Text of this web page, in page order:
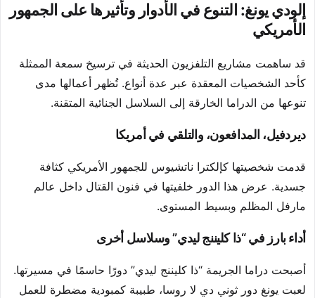
إلودي يونغ: التنوع في الأدوار وتأثيرها على الجمهور
الأمريكي
قد ساهمت مشاريع التلفزيون الحديثة في ترسيخ سمعة الممثلة
كأحد الشخصيات المعقدة عبر عدة أنواع. تُظهر أعمالها مدى
تنوعها من الدراما الخارقة إلى السلاسل الجنائية المتقنة.
ديردفيل، المدافعون، والتلقي في أمريكا
قدمت شخصيتها كإلكترا ناتشيوس للجمهور الأمريكي كثافة
جسدية. عرض هذا الدور خلفيتها في فنون القتال داخل عالم
مارفل المظلم وبسيط المستوى.
أداء بارز في “ذا كليننج ليدي” وسلاسل أخرى
أصبحت دراما الجريمة “ذا كليننج ليدي” دورًا حاسمًا في مسيرتها.
لعبت يونغ دور ثوني دي لا روسا، طبيبة كمبودية مضطرة للعمل